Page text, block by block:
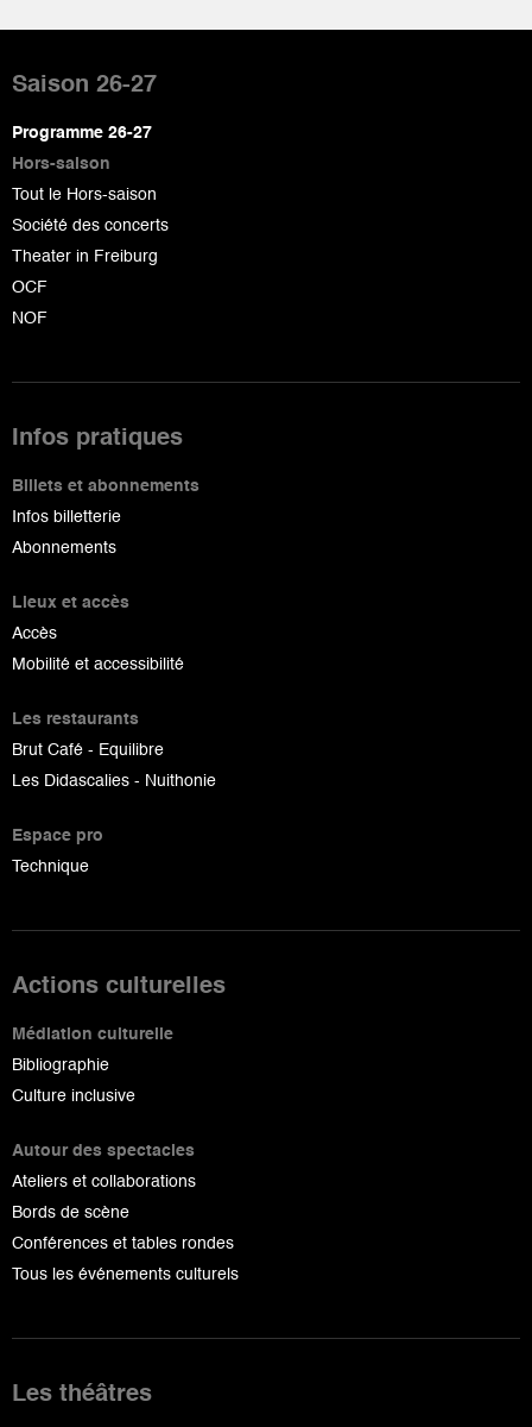
de
page
Saison 26-27
Programme 26-27
Hors-saison
Tout le Hors-saison
Société des concerts
Theater in Freiburg
OCF
NOF
Infos pratiques
Billets et abonnements
Infos billetterie
Abonnements
Lieux et accès
Accès
Mobilité et accessibilité
Les restaurants
Brut Café - Equilibre
Les Didascalies - Nuithonie
Espace pro
Technique
Actions culturelles
Médiation culturelle
Bibliographie
Culture inclusive
Autour des spectacles
Ateliers et collaborations
Bords de scène
Conférences et tables rondes
Tous les événements culturels
Les théâtres